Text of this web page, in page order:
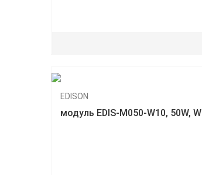
EDISON
модуль EDIS-M050-W10, 50W, W